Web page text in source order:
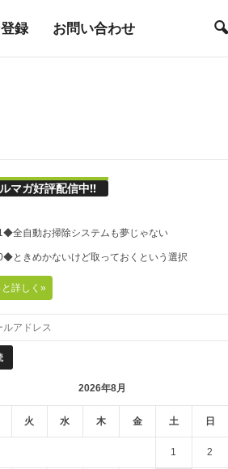
録 お問い合わせ
マガ好評配信中!!
全自動お掃除システムも夢じゃない
ときめかないけど取っておくという選択
と詳しく»
2026年8月
火 水 木 金 土 日
1 2